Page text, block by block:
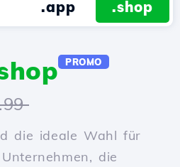
.app .shop
PROMO
die ideale Wahl für
die